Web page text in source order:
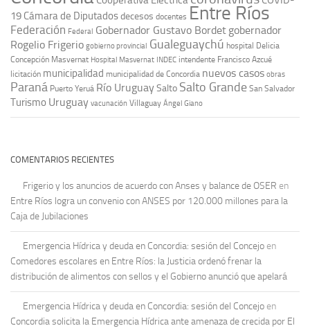
19 Cámara de Diputadosdecesos docentes Entre Ríos
Federación Federal Gobernador Gustavo Bordet gobernador
Rogelio Frigerio gobierno provincial Gualeguaychú hospital Delicia
Concepción Masvernat Hospital Masvernat INDEC intendente Francisco Azcué
licitación municipalidad municipalidad de Concordia nuevos casos obras
Paraná Puerto Yeruá Río UruguaySalto Salto Grande San Salvador
Turismo Uruguay vacunación Villaguay Ángel Giano
COMENTARIOS RECIENTES
Frigerio y los anuncios de acuerdo con Anses y balance de OSER en
Entre Ríos logra un convenio con ANSES por 120.000 millones para la
Caja de Jubilaciones
Emergencia Hídrica y deuda en Concordia: sesión del Concejo en
Comedores escolares en Entre Ríos: la Justicia ordenó frenar la
distribución de alimentos con sellos y el Gobierno anunció que apelará
Emergencia Hídrica y deuda en Concordia: sesión del Concejo en
Concordia solicita la Emergencia Hídrica ante amenaza de crecida por El